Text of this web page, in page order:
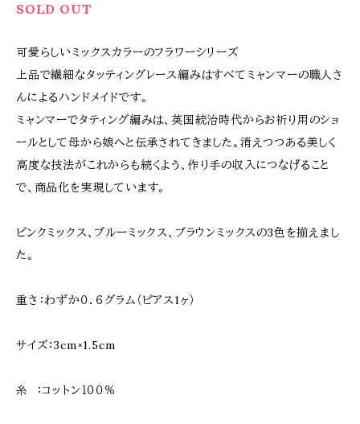
SOLD OUT
可愛らしいミックスカラーのフラワーシリーズ
上品で繊細なタッティングレース編みはすべてミャンマーの職人さ
んによるハンドメイドです。
ミャンマーでタティング編みは、英国統治時代からお祈り用のショ
ールとして母から娘へと伝承されてきました。消えつつある美しく
高度な技法がこれからも続くよう、作り手の収入につなげること
で、商品化を実現しています。
ピンクミックス、ブルーミックス、ブラウンミックスの3色を揃えまし
た。
重さ：わずか０．６グラム（ピアス1ヶ）
サイズ：3cm×1.5cm
糸 ：コットン１００％